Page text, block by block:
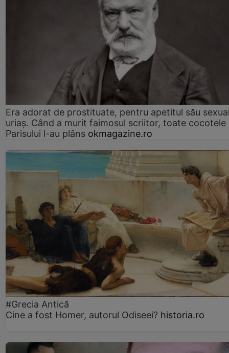
Era adorat de prostituate, pentru apetitul său
uriaș. Când a murit faimosul scriitor, toate cocotele
Parisului l-au plâns okmagazine.ro
#Grecia Antică
Cine a fost Homer, autorul Odiseei? historia.ro